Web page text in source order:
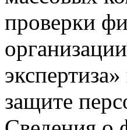
проверки
защите